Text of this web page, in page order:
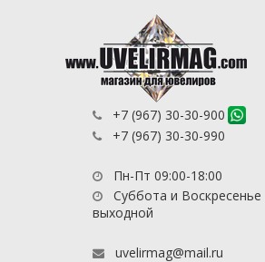
+7 (967) 30-30-900
+7 (967) 30-30-990
Пн-Пт 09:00-18:00
Суббота и Воскресенье
выходной
uvelirmag@mail.ru